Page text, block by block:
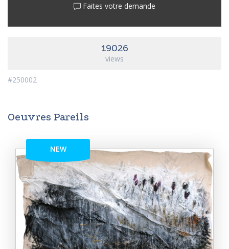
Faites votre demande
19026
views
#250002
Oeuvres Pareils
NEW